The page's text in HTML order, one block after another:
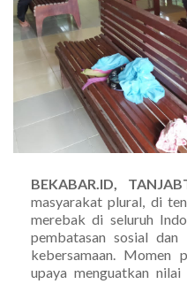
BEKABAR.ID,
masyarakat plural, di
merebak di seluruh
pembatasan sosial dan
kebersamaan. Momen
upaya menguatkan